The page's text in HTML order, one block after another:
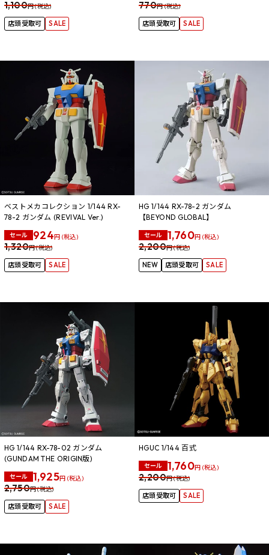
1,100円 (税込)
店頭受取可 SALE
770円 (税込)
店頭受取可 SALE
ベストメカコレクション 1/144 RX-
78-2 ガンダム (REVIVAL Ver.)
セール 924円 (税込)
1,320円 (税込)
店頭受取可 SALE
HG 1/144 RX-78-2 ガンダム
【BEYOND GLOBAL】
セール 1,760円 (税込)
2,200円 (税込)
NEW 店頭受取可 SALE
HG 1/144 RX-78-02 ガンダム
(GUNDAM THE ORIGIN版)
セール 1,925円 (税込)
2,750円 (税込)
店頭受取可 SALE
HGUC 1/144 百式
セール 1,760円 (税込)
2,200円 (税込)
店頭受取可 SALE